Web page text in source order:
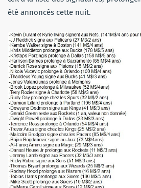
été annoncés cette nuit.